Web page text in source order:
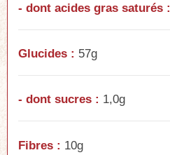
- dont acides gras saturés :
Glucides : 57g
- dont sucres : 1,0g
Fibres : 10g